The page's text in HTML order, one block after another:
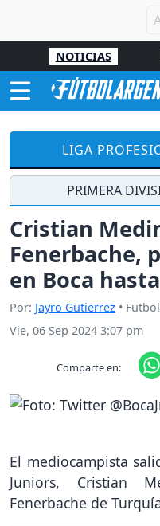
NOTICIAS
LIGA
PRIMERA
Cristian
Fenerbache,
en Boca
Por: Jayro Gutierrez •
Vie, 06 Sep 2024 3:07 pm
Comparte en:
El mediocampista
Juniors, Cristian
Fenerbache de